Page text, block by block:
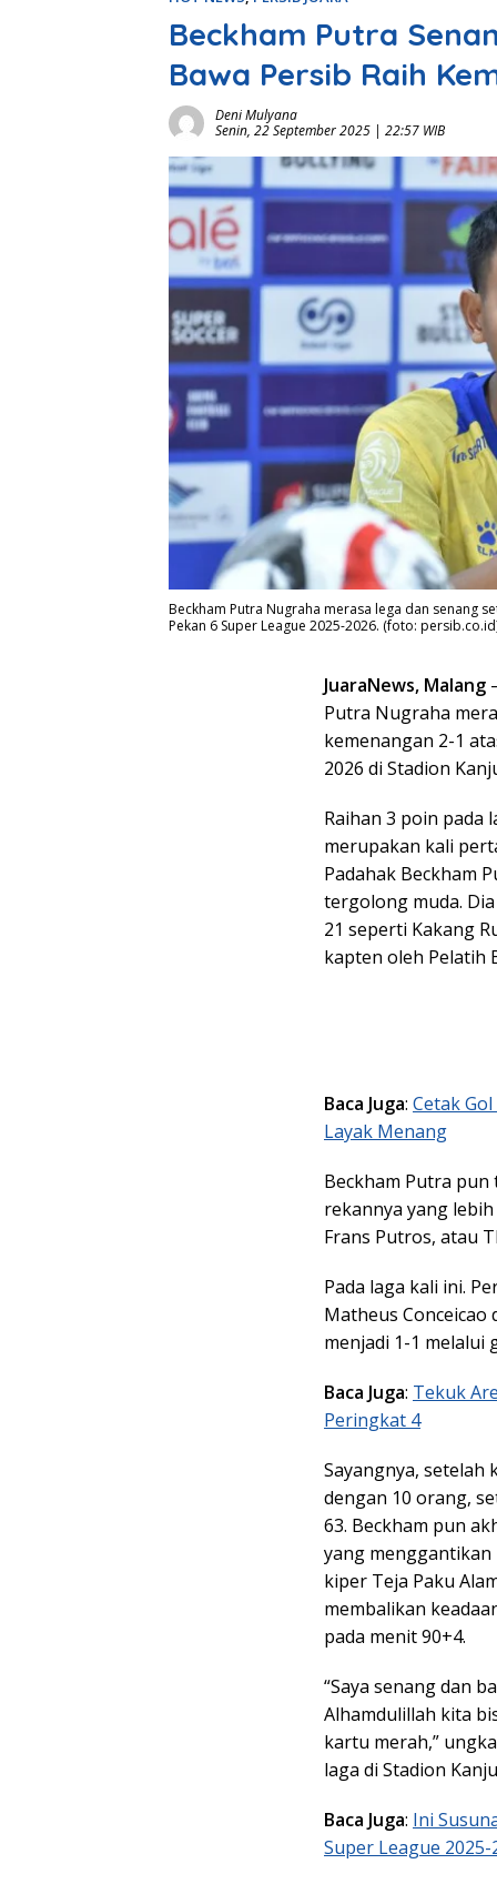
Beckham Putra
Bawa Persib Raih
Deni Mulyana
Senin, 22 September 2025 | 22:57 WIB
Beckham Putra Nugraha merasa lega dan senang
Pekan 6 Super League 2025-2026. (foto:
JuaraNews, Malang
Putra Nugraha
kemenangan 2-1
2026 di Stadion
Raihan 3 poin pada
merupakan kali
Padahak Beckham
tergolong muda.
21 seperti Kakang
kapten oleh Pelatih
Baca Juga: Cetak
Layak Menang
Beckham Putra
rekannya yang
Frans Putros, atau
Pada laga kali ini.
Matheus Conceicao
menjadi 1-1 melalui
Baca Juga: Tekuk
Peringkat 4
Sayangnya, setelah
dengan 10 orang,
63. Beckham pun
yang
kiper Teja Paku
membalikan
pada menit 90+4.
“Saya senang dan
Alhamdulillah kita
kartu merah,”
laga di Stadion
Baca Juga: Ini
Super League 2025-